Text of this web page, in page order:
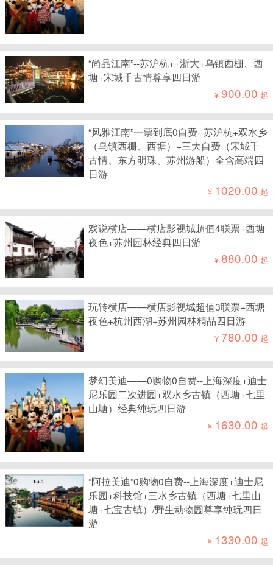
“尚品江南”--苏沪杭++浙大+乌镇西栅、西
塘+宋城千古情尊享四日游
¥900.00 起
“风雅江南”一票到底0自费--苏沪杭+双水乡
（乌镇西栅、西塘）+三大自费（宋城千
古情、东方明珠、苏州游船）全含高端四
日游
¥ 1020.00 起
戏说横店——横店影视城超值4联票+西塘
夜色+苏州园林经典四日游
¥880.00 起
玩转横店——横店影视城超值3联票+西塘
夜色+杭州西湖+苏州园林精品四日游
¥ 780.00 起
梦幻美迪——0购物0自费--上海深度+迪士
尼乐园二次进园+双水乡古镇（西塘+七里
山塘）经典纯玩四日游
¥ 1630.00 起
“阿拉美迪”0购物0自费--上海深度+迪士尼
乐园+科技馆+三水乡古镇（西塘+七里山
塘+七宝古镇）/野生动物园尊享纯玩四日
游
¥ 1330.00 起